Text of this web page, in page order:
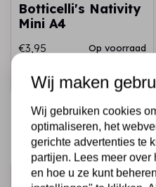
Botticelli's Nativity
Mini A4
€3,95 Op voorraad
Snel toevoegen
Schrijf je in voor de
Wij maken
Wij gebruiken cookies
optimaliseren, het
gerichte advertenties te
partijen. Lees meer
en hoe u ze kunt